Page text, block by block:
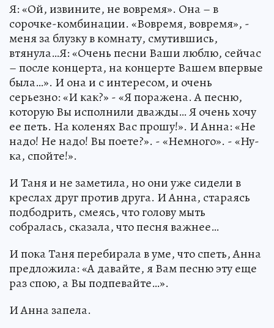
Я: «Ой, извините, не вовремя». Она – в
сорочке-комбинации. «Вовремя, вовремя», -
меня за блузку в комнату, смутившись,
втянула…Я: «Очень песни Ваши люблю, сейчас
– после концерта, на концерте Вашем впервые
была…». И она и с интересом, и очень
серьезно: «И как?» - «Я поражена. А песню,
которую Вы исполнили дважды… Я очень хочу
ее петь. На коленях Вас прошу!». И Анна: «Не
надо! Не надо! Вы поете?». - «Немного». - «Ну-
ка, спойте!».
И Таня и не заметила, но они уже сидели в
креслах друг против друга. И Анна, стараясь
подбодрить, смеясь, что голову мыть
собралась, сказала, что песня важнее…
И пока Таня перебирала в уме, что спеть, Анна
предложила: «А давайте, я Вам песню эту еще
раз спою, а Вы подпевайте…».
И Анна запела.